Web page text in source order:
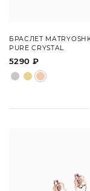
БРАСЛЕТ
PURE CRYSTAL
5290 ₽